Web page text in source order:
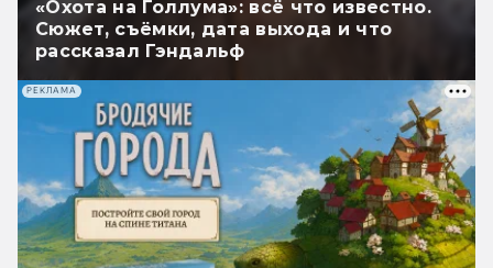
«Охота на Голлума»: всё что известно.
Сюжет, съёмки, дата выхода и что
рассказал Гэндальф
РЕКЛАМА